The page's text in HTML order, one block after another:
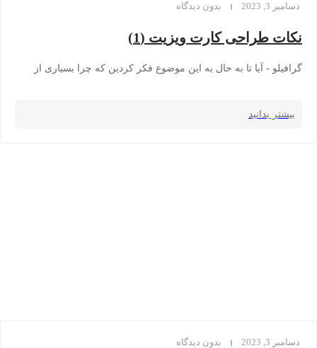
دسامبر 3, 2023 بدون دیدگاه
نکات طراحی کارت ویزیت (1)
گرافیلو - آیا تا به حال به این موضوع فکر کردین که چرا بسیاری از
بیشتر بدانید
دسامبر 3, 2023 بدون دیدگاه